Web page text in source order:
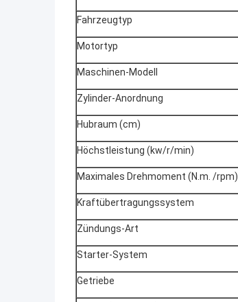
Fahrzeugtyp
Motortyp
Maschinen-Modell
Zylinder-Anordnung
Hubraum (cm)
Höchstleistung (kw/r/min)
Maximales Drehmoment (N.m. /rpm)
Kraftübertragungssystem
Zündungs-Art
Starter-System
Getriebe